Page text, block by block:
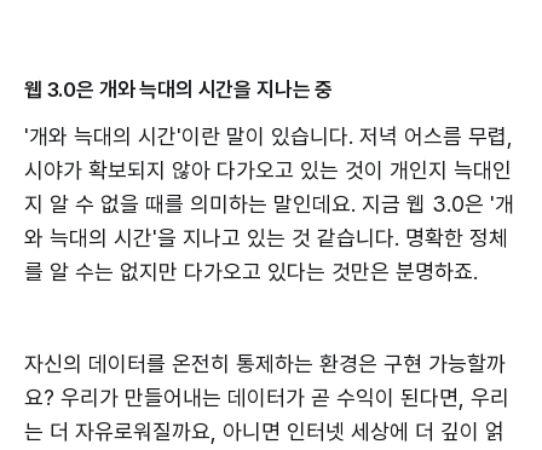
웹 3.0은 개와 늑대의 시간을 지나는 중
'개와 늑대의 시간'이란 말이 있습니다. 저녁 어스름 무렵,
시야가 확보되지 않아 다가오고 있는 것이 개인지 늑대인
지 알 수 없을 때를 의미하는 말인데요. 지금 웹 3.0은 '개
와 늑대의 시간'을 지나고 있는 것 같습니다. 명확한 정체
를 알 수는 없지만 다가오고 있다는 것만은 분명하죠.
자신의 데이터를 온전히 통제하는 환경은 구현 가능할까
요? 우리가 만들어내는 데이터가 곧 수익이 된다면, 우리
는 더 자유로워질까요, 아니면 인터넷 세상에 더 깊이 얽